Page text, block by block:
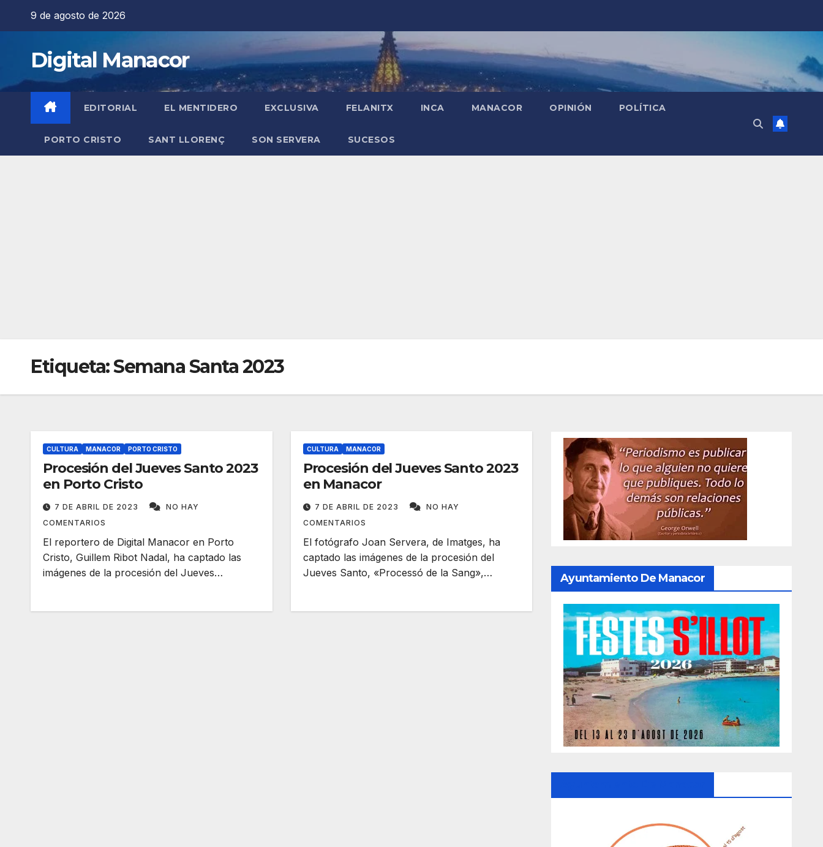
9 de agosto de 2026
Digital Manacor
EDITORIAL EL MENTIDERO EXCLUSIVA FELANITX INCA MANACOR OPINIÓN POLÍTICA
PORTO CRISTO SANT LLORENÇ SON SERVERA SUCESOS
Etiqueta:Semana Santa 2023
CULTURA MANACOR PORTO CRISTO
Procesión del Jueves Santo 2023
en Porto Cristo
7 DE ABRIL DE 2023
NO HAY
COMENTARIOS
El reportero de Digital Manacor en Porto
Cristo, Guillem Ribot Nadal, ha captado las
imágenes de la procesión del Jueves…
CULTURA MANACOR
Procesión del Jueves Santo 2023
en Manacor
7 DE ABRIL DE 2023
NO HAY
COMENTARIOS
El fotógrafo Joan Servera, de Imatges, ha
captado las imágenes de la procesión del
Jueves Santo, «Processó de la Sang»,…
Ayuntamiento De Manacor